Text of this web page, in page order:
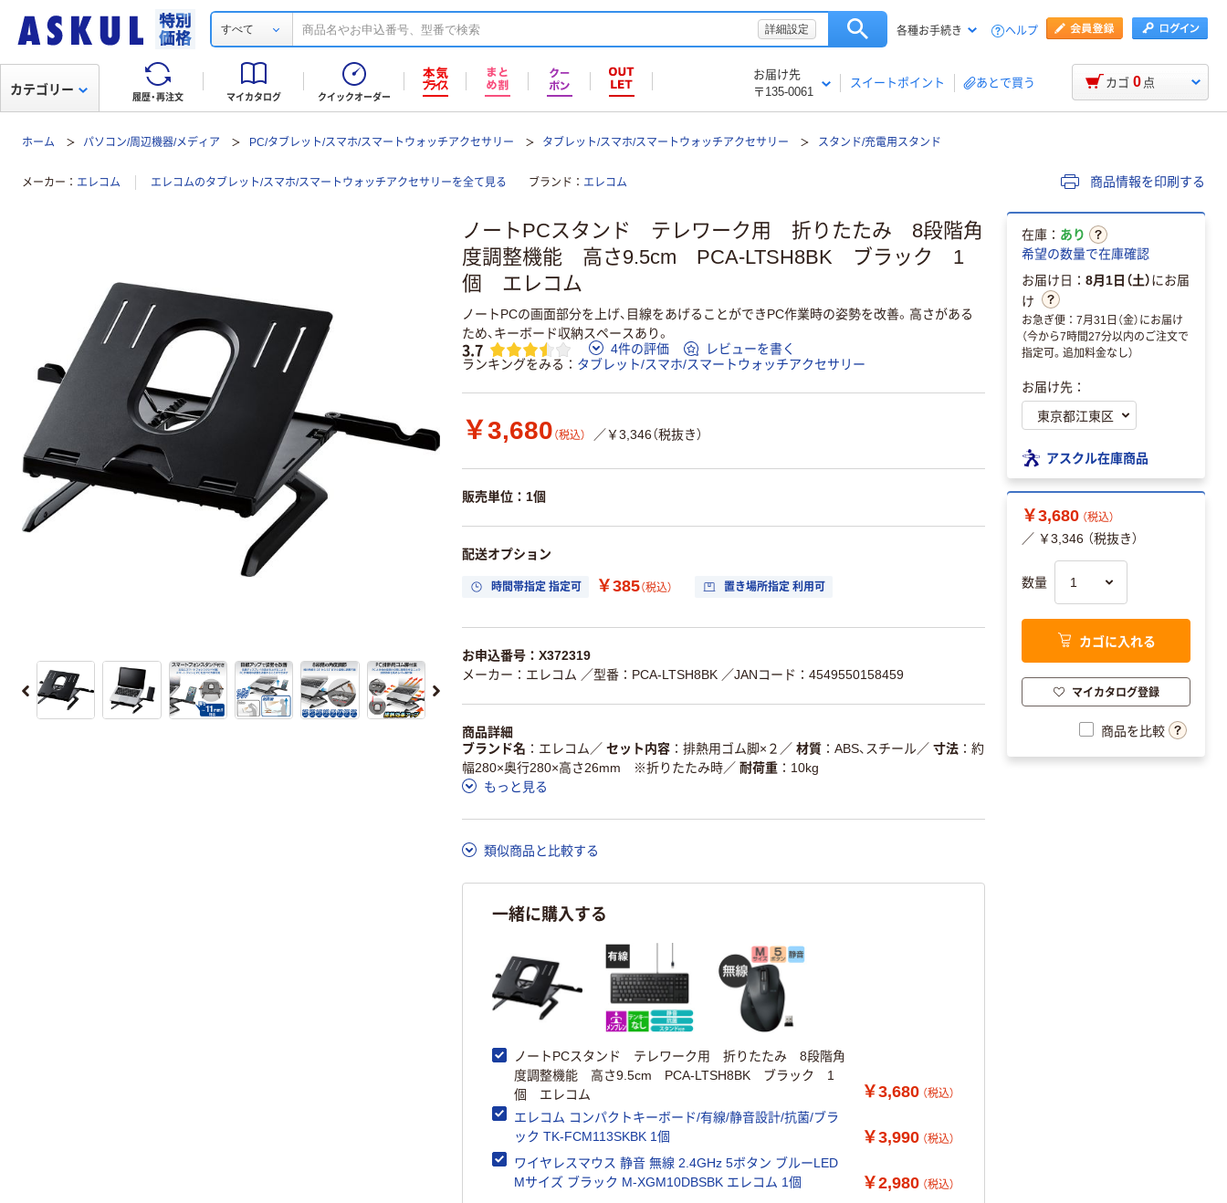
すべて 詳細設定 各種お手続き ヘルプ
履歴・再注文 マイカタログ クイックオーダー
お届け先
〒135-0061
スイートポイント あとで買う
カテゴリー カゴ 0 点
ホーム パソコン/周辺機器/メディア PC/タブレット/スマホ/スマートウォッチアクセサリー タブレット/スマホ/スマートウォッチアクセサリー スタンド/充電用スタンド
メーカー エレコム エレコムのタブレット/スマホ/スマートウォッチアクセサリーを全て見る ブランド エレコム 商品情報を印刷する
ノートPCスタンド テレワーク用 折りたたみ 8段階角
度調整機能 高さ9.5cm PCA-LTSH8BK ブラック 1
個 エレコム
ノートPCの画面部分を上げ、目線をあげることができPC作業時の姿勢を改善。高さがある
ため、キーボード収納スペースあり。
3.7 4件の評価
レビューを書く
ランキングをみる
タブレット/スマホ/スマートウォッチアクセサリー
￥3,680 （税込） ／￥3,346（税抜き）
販売単位：1個
配送オプション
時間帯指定 指定可 ￥385（税込） 置き場所指定 利用可
お申込番号：X372319
メーカー：エレコム ／型番：PCA-LTSH8BK ／JANコード：4549550158459
商品詳細
ブランド名
エレコム ／ セット内容 排熱用ゴム脚×２ ／ 材質 ABS、スチール／ 寸法
約
幅280×奥行280×高さ26mm ※折りたたみ時／ 耐荷重
10kg
もっと見る
類似商品と比較する
一緒に購入する
ノートPCスタンド テレワーク用 折りたたみ 8段階角
度調整機能 高さ9.5cm PCA-LTSH8BK ブラック 1
個 エレコム
￥3,680 （税込）
エレコム コンパクトキーボード/有線/静音設計/抗菌/ブラ
ック TK-FCM113SKBK 1個
￥3,990 （税込）
ワイヤレスマウス 静音 無線 2.4GHz 5ボタン ブルーLED
Mサイズ ブラック M-XGM10DBSBK エレコム 1個
￥2,980 （税込）
在庫： あり
希望の数量で在庫確認
お届け日： 8月1日（土）にお届
け
お急ぎ便：7月31日（金）にお届け
（今から7時間27分以内のご注文で
指定可。追加料金なし）
お届け先：
アスクル在庫商品
￥3,680 （税込）
／ ￥3,346 （税抜き）
数量
カゴに入れる
マイカタログ登録
商品を比較